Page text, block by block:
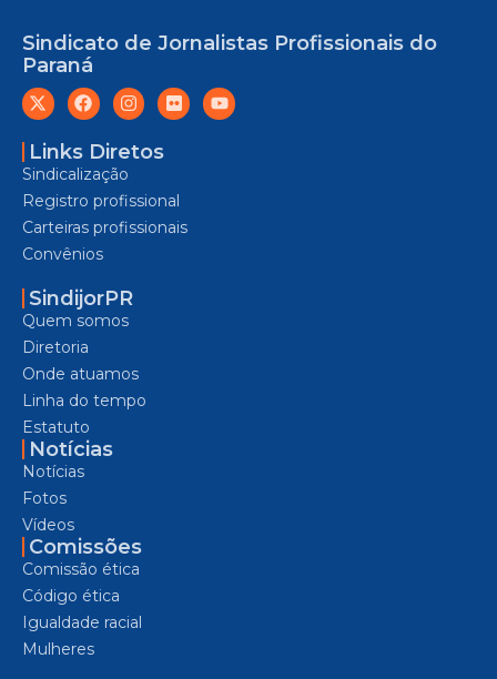
Sindicato de Jornalistas Profissionais do
Paraná
Links Diretos
Sindicalização
Registro profissional
Carteiras profissionais
Convênios
SindijorPR
Quem somos
Diretoria
Onde atuamos
Linha do tempo
Estatuto
Notícias
Notícias
Fotos
Vídeos
Comissões
Comissão ética
Código ética
Igualdade racial
Mulheres